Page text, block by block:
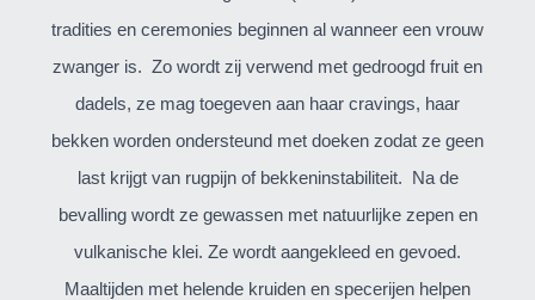
tradities en ceremonies beginnen al wanneer een vrouw
zwanger is. Zo wordt zij verwend met gedroogd fruit en
dadels, ze mag toegeven aan haar cravings, haar
bekken worden ondersteund met doeken zodat ze geen
last krijgt van rugpijn of bekkeninstabiliteit.
Na de
bevalling wordt ze gewassen met natuurlijke zepen en
vulkanische klei. Ze wordt aangekleed en gevoed.
Maaltijden met helende kruiden en specerijen helpen